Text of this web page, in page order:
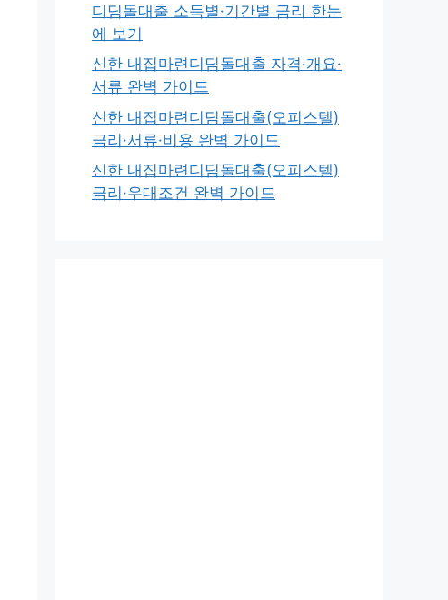
디딤돌대출 소득별·기간별 금리 한눈
에 보기
신한 내집마련디딤돌대출 자격·개요·
서류 완벽 가이드
신한 내집마련디딤돌대출(오피스텔)
금리·서류·비용 완벽 가이드
신한 내집마련디딤돌대출(오피스텔)
금리·우대조건 완벽 가이드